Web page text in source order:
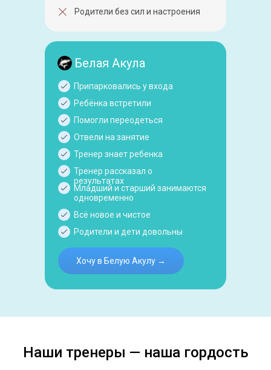
Родители без сил и настроения
Припарковались у входа
Ребёнка встретили
Помогли переодеться
Отвели на занятие
Тренер знает ребенка
Тренер рассказал о
результатах
Младший и старший занимаются
одновременно
Всё новое и чистое
Родители и дети довольны
Белая Акула
Хочу в Белую Акулу →
Наши тренеры — наша гордость